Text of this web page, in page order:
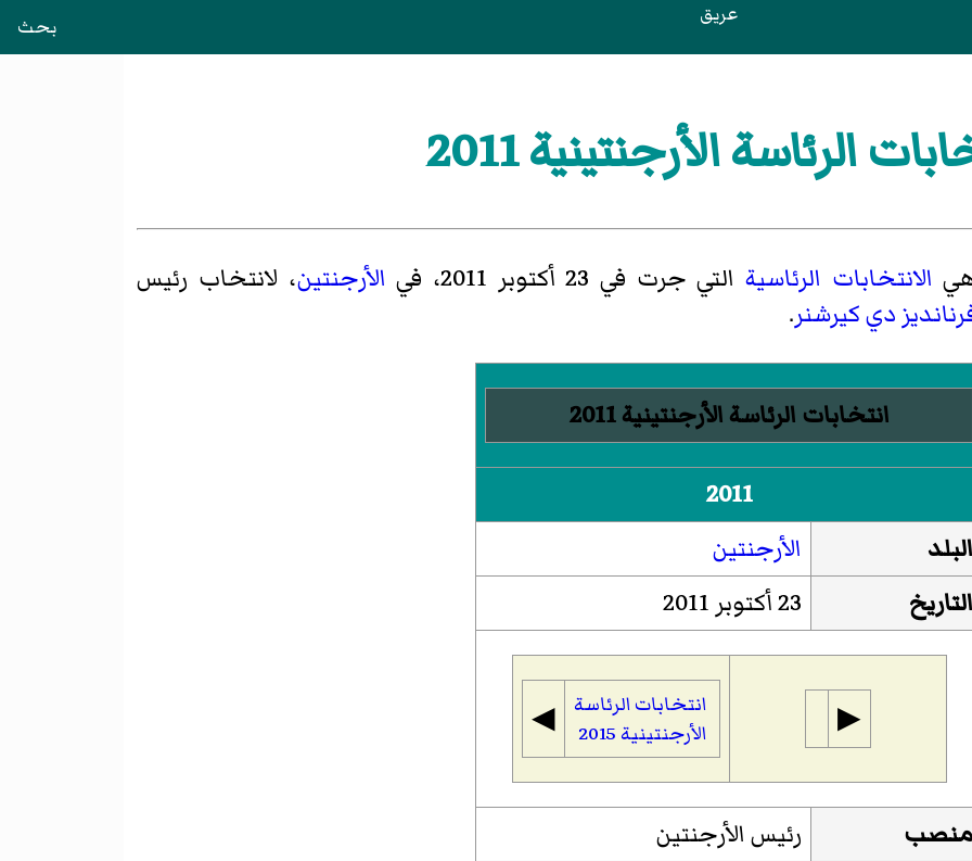
عريق بحث
الرئاسة الأرجنتينية 2011
الانتخابات الرئاسية التي جرت في 23 أكتوبر 2011، في الأرجنتين، لانتخاب رئيس
دي كيرشنر.
انتخابات الرئاسة الأرجنتينية 2011
2011
البلد
الأرجنتين
التاريخ
23 أكتوبر 2011
▶︎
انتخابات الرئاسة
الأرجنتينية 2015
◀︎
منصب رئيس الأرجنتين